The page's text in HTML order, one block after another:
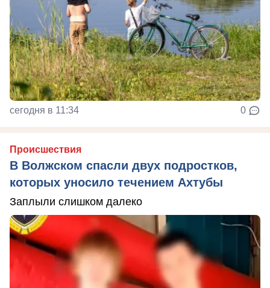
сегодня в 11:34 0
Происшествия
В Волжском спасли двух подростков,
которых уносило течением Ахтубы
Заплыли слишком далеко